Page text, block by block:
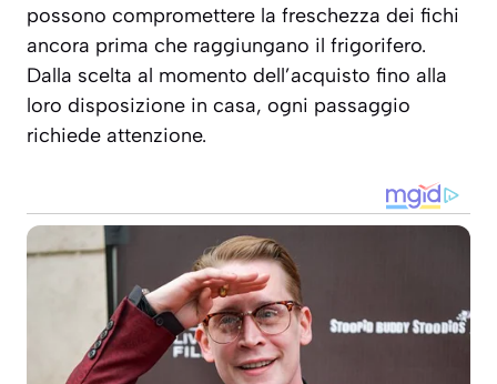
possono compromettere la freschezza dei fichi
ancora prima che raggiungano il frigorifero.
Dalla scelta al momento dell’acquisto fino alla
loro disposizione in casa, ogni passaggio
richiede attenzione.